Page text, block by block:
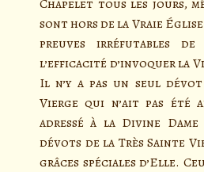
Chapelet tous les jours,
sont hors de la Vraie
preuves irréfutables
l’efficacité d’invoquer la
Il n’y a pas un seul
Vierge qui n’ait pas été
adressé à la Divine
dévots de la Très Sainte
grâces spéciales d’Elle.